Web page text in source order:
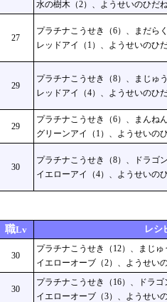
水の樹木（2）、ようせいのひだ
27
プラチナこうせき（6）、まだら
レッドアイ（1）、ようせいのひ
29
プラチナこうせき（8）、まじゅ
レッドアイ（4）、ようせいのひ
29
プラチナこうせき（6）、まんね
グリーンアイ（1）、ようせいの
30
プラチナこうせき（8）、ドラゴ
イエローアイ（4）、ようせいの
職Lv レシ
30
プラチナこうせき（12）、まじ
イエローオーブ（2）、ようせい
30
プラチナこうせき（16）、ドラ
イエローオーブ（3）、ようせい